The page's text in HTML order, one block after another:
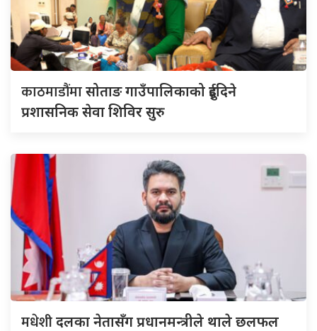
काठमाडौंमासोताङ गाउँपालिकाको दुईदिने
प्रशासनिक सेवा शिविर सुरु
मधेशीदलका नेतासँग प्रधानमन्त्रीले थाले छलफल